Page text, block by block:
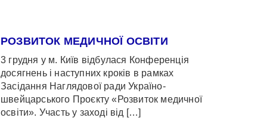
РОЗВИТОК МЕДИЧНОЇ ОСВІТИ
3 грудня у м. Київ відбулася Конференція
досягнень і наступних кроків в рамках
Засідання Наглядової ради Україно-
швейцарського Проєкту «Розвиток медичної
освіти». Участь у заході від […]